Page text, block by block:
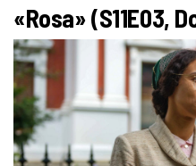
«Rosa» (S11E03,